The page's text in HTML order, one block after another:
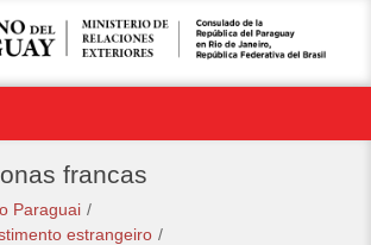
francas
Paraguai /
estrangeiro /